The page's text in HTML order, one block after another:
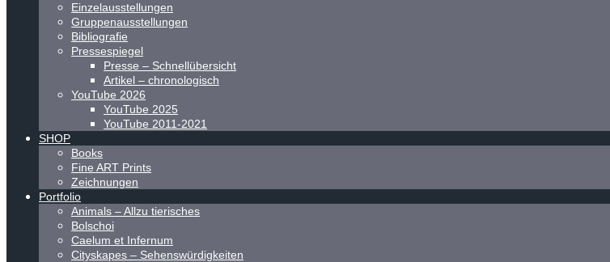
Einzelausstellungen
Gruppenausstellungen
Bibliografie
Pressespiegel
Presse – Schnellübersicht
Artikel – chronologisch
YouTube 2026
YouTube 2025
YouTube 2011-2021
SHOP
Books
Fine ART Prints
Zeichnungen
Portfolio
Animals – Allzu tierisches
Bolschoi
Caelum et Infernum
Cityskapes – Sehenswürdigkeiten